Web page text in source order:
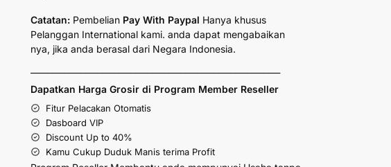
Catatan: Pembelian Pay With Paypal Hanya khusus
Pelanggan International kami. anda dapat mengabaikan
nya, jika anda berasal dari Negara Indonesia.
Dapatkan Harga Grosir di Program Member Reseller
Fitur Pelacakan Otomatis
Dasboard VIP
Discount Up to 40%
Kamu Cukup Duduk Manis terima Profit